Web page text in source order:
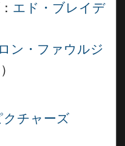
エド・ブレイデ
ン・ファウルジ
チャーズ